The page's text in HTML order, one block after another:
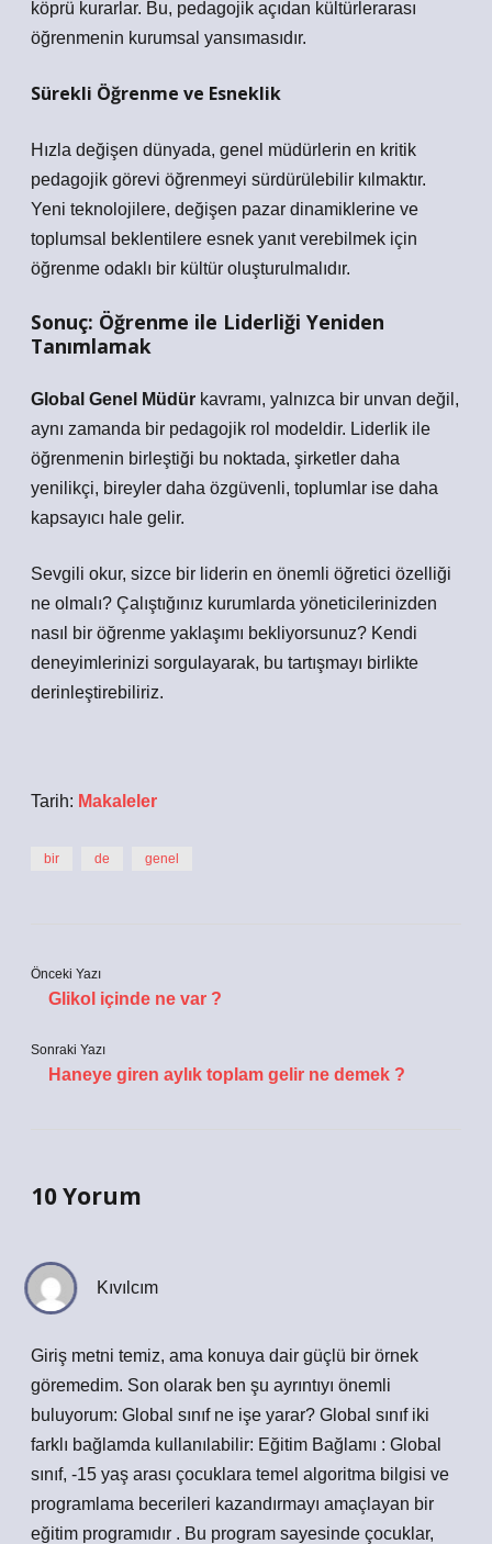
köprü kurarlar. Bu, pedagojik açıdan kültürlerarası
öğrenmenin kurumsal yansımasıdır.
Sürekli Öğrenme ve Esneklik
Hızla değişen dünyada, genel müdürlerin en kritik
pedagojik görevi öğrenmeyi sürdürülebilir kılmaktır.
Yeni teknolojilere, değişen pazar dinamiklerine ve
toplumsal beklentilere esnek yanıt verebilmek için
öğrenme odaklı bir kültür oluşturulmalıdır.
Sonuç: Öğrenme ile Liderliği Yeniden
Tanımlamak
Global Genel Müdür kavramı, yalnızca bir unvan değil,
aynı zamanda bir pedagojik rol modeldir. Liderlik ile
öğrenmenin birleştiği bu noktada, şirketler daha
yenilikçi, bireyler daha özgüvenli, toplumlar ise daha
kapsayıcı hale gelir.
Sevgili okur, sizce bir liderin en önemli öğretici özelliği
ne olmalı? Çalıştığınız kurumlarda yöneticilerinizden
nasıl bir öğrenme yaklaşımı bekliyorsunuz? Kendi
deneyimlerinizi sorgulayarak, bu tartışmayı birlikte
derinleştirebiliriz.
Tarih: Makaleler
bir de genel
Önceki Yazı
Glikol içinde ne var ?
Sonraki Yazı
Haneye giren aylık toplam gelir ne demek ?
10 Yorum
Kıvılcım
Giriş metni temiz, ama konuya dair güçlü bir örnek
göremedim. Son olarak ben şu ayrıntıyı önemli
buluyorum: Global sınıf ne işe yarar? Global sınıf iki
farklı bağlamda kullanılabilir: Eğitim Bağlamı : Global
sınıf, -15 yaş arası çocuklara temel algoritma bilgisi ve
programlama becerileri kazandırmayı amaçlayan bir
eğitim programıdır . Bu program sayesinde çocuklar,